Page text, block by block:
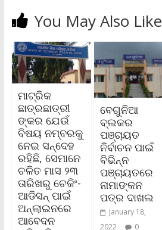
You May Also Like
ମାଟ୍ରିକ
ଛାତ୍ରଛାତ୍ରୀ
ଙ୍କର ଯେଉଁ
ବିଷୟ ନମ୍ବରକୁ
ନେଇ ସନ୍ଦେହ
ରହିଛି, ସେମାନେ
ଚଳିତ ମାସ ୨୩
ତାରିଖରୁ ଚେକିଂ-
ଆଡିସନ୍‌ ପାଇଁ
ଅନ୍‌ଲାଇନରେ
ଆବେଦନ
ବେଗୁନିଆ
ବ୍ଲକର
ପଞ୍ଚାୟତ
ନିର୍ବାଚନ ପାଇଁ
ବିଭିନ୍ନ
ପଞ୍ଚାୟତରେ
ନାମାଙ୍କନ
ପତ୍ର ଦାଖଲ
January 18,
2022
0